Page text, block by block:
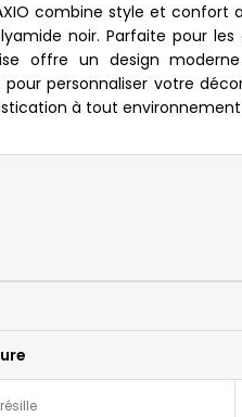
combine style et
noir. Parfaite pour
offre un design
pour personnaliser votre
à tout environnement